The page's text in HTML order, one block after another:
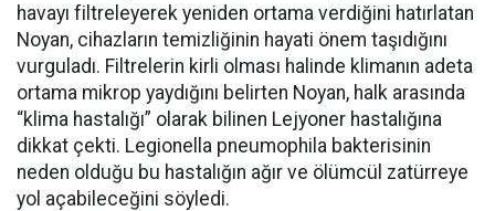
havayı filtreleyerek yeniden ortama verdiğini hatırlatan
Noyan, cihazların temizliğinin hayati önem taşıdığını
vurguladı. Filtrelerin kirli olması halinde klimanın adeta
ortama mikrop yaydığını belirten Noyan, halk arasında
“klima hastalığı” olarak bilinen Lejyoner hastalığına
dikkat çekti. Legionella pneumophila bakterisinin
neden olduğu bu hastalığın ağır ve ölümcül zatürreye
yol açabileceğini söyledi.